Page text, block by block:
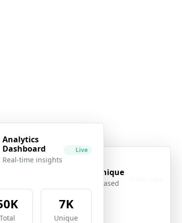
short
158K
géographique
Location-based
Analytics
Dashboard
Real-time insights
Live
Total
7K
Unique